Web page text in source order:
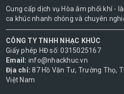
Cung cấp dịch vụ Hòa âm phối khí -
ca khúc nhanh chóng và chuyên
CÔNG TY TNHH NHẠC KHÚC
Giấy phép HĐ số: 0315025167
Email: info@nhackhuc.vn
Địa chỉ: 87 Hồ Văn Tư, Trường Thọ,
Việt Nam